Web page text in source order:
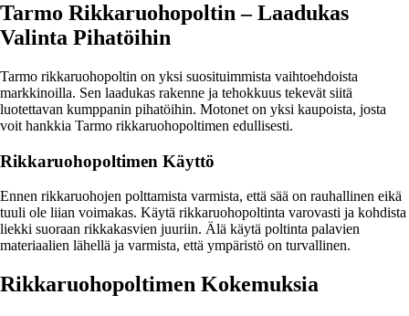
Tarmo Rikkaruohopoltin – Laadukas
Valinta Pihatöihin
Tarmo rikkaruohopoltin on yksi suosituimmista vaihtoehdoista
markkinoilla. Sen laadukas rakenne ja tehokkuus tekevät siitä
luotettavan kumppanin pihatöihin. Motonet on yksi kaupoista, josta
voit hankkia Tarmo rikkaruohopoltimen edullisesti.
Rikkaruohopoltimen Käyttö
Ennen rikkaruohojen polttamista varmista, että sää on rauhallinen eikä
tuuli ole liian voimakas. Käytä rikkaruohopoltinta varovasti ja kohdista
liekki suoraan rikkakasvien juuriin. Älä käytä poltinta palavien
materiaalien lähellä ja varmista, että ympäristö on turvallinen.
Rikkaruohopoltimen Kokemuksia